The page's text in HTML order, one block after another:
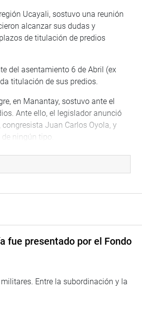
Ucayali, sostuvo una reunión
alcanzar sus dudas y
de titulación de predios
del asentamiento 6 de Abril (ex
titulación de sus predios.
en Manantay, sostuvo ante el
Ante ello, el legislador anunció
Juan Carlos Oyola, y
ningún tipo.
se debe respetar el espíritu de la
y titulación de estos predios, cuya
del Tribunal Constitucional.
fue presentado por el Fondo
Entre la subordinación y la